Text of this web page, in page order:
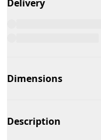
Delivery
Dimensions
Description